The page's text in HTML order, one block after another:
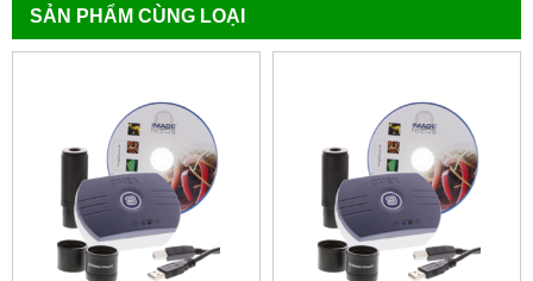
SẢN PHẨM CÙNG LOẠI